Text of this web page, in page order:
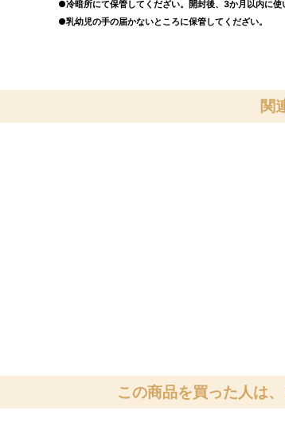
●冷暗所にて保管してくだざい。開封後、3か月以内に使
●乳幼児の手の届かないところに保管してくだざい。
関
この商品を買った人は